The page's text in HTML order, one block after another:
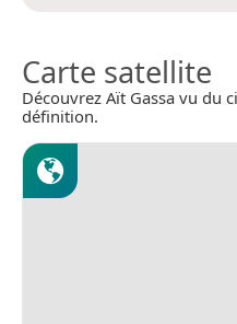
Carte satellite
Découvrez Aït Gassa vu du
définition.